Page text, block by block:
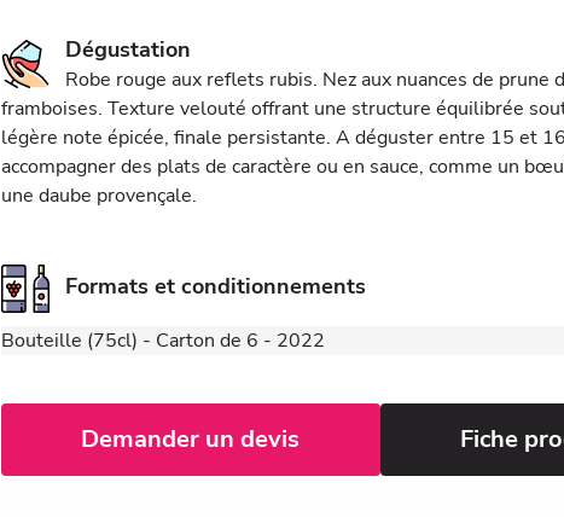
Dégustation
Robe rouge aux reflets rubis. Nez aux nuances de prune
framboises. Texture velouté offrant une structure équilibrée
légère note épicée, finale persistante. A déguster entre 15 et
accompagner des plats de caractère ou en sauce, comme un
une daube provençale.
Formats et conditionnements
Bouteille (75cl) - Carton de 6 - 2022
Demander un devis Fiche